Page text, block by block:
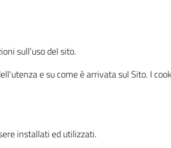
sull'uso del sito.
e su come è arrivata sul Sito. I
installati ed utilizzati.